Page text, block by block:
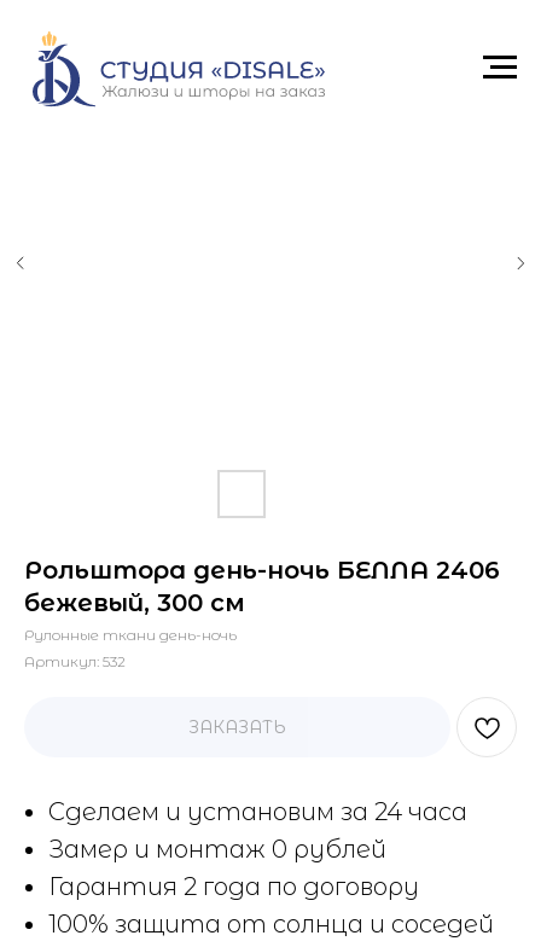
Рольштора день-ночь БЕЛЛА 2406
бежевый, 300 см
Рулонные ткани день-ночь
Артикул: 532
ЗАКАЗАТЬ
Сделаем и установим за 24 часа
Замер и монтаж 0 рублей
Гарантия 2 года по договору
100% защита от солнца и соседей